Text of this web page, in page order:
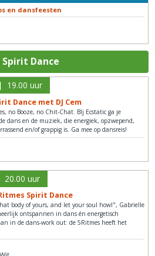
en dansfeesten
Dance
19.00 uur
Dance met DJ Cem
no Booze, no Chit-Chat. BIj Ecstatic ga je
dans en de muziek, die energiek, opzwepend,
en/of grappig is. Ga mee op dansreis!
20.00 uur
Spirit Dance
body of yours, and let your soul howl", Gabrielle
ontspannen in dans én energetisch
in de dans-work out: de 5Ritmes heeft het